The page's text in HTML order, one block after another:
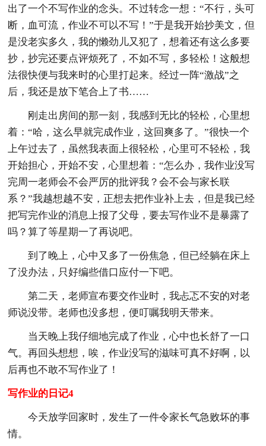
出了一个不写作业的念头。不过转念一想：“不行，头可
断，血可流，作业不可以不写！”于是我开始抄美文，但
是没老实多久，我的懒劲儿又犯了，想着还有这么多要
抄，抄完还要点评烦死了，不如不写，多轻松！这般想
法很快便与我来时的心里打起来。经过一阵“激战”之
后，我还是放下笔合上了书……
刚走出房间的那一刻，我感到无比的轻松，心里想
着：“哈，这么早就完成作业，这回爽多了。”很快一个
上午过去了，虽然我表面上很轻松，心里可不轻松，我
开始担心，开始不安，心里想着：“怎么办，我作业没写
完周一老师会不会严厉的批评我？会不会与家长联
系？”我越想越不安，正想去把作业补上去，但是我已经
把写完作业的消息上报了父母，要去写作业不是暴露了
吗？算了等星期一了再说吧。
到了晚上，心中又多了一份焦急，但已经躺在床上
了没办法，只好编些借口应付一下吧。
第二天，老师宣布要交作业时，我忐忑不安的对老
师说没带。老师也没多想，便叮嘱我明天带来。
当天晚上我仔细地完成了作业，心中也长舒了一口
气。再回头想想，唉，作业没写的滋味可真不好啊，以
后再也不敢不写作业了！
写作业的日记4
今天放学回家时，发生了一件令家长气急败坏的事
情。